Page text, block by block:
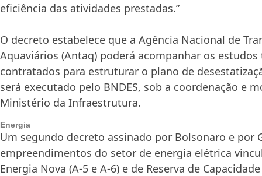
eficiência das atividades prestadas.”
O decreto estabelece que a Agência Nacional de
Aquaviários (Antaq) poderá acompanhar os estudos
contratados para estruturar o plano de
será executado pelo BNDES, sob a coordenação e
Ministério da Infraestrutura.
Energia
Um segundo decreto assinado por Bolsonaro e por
empreendimentos do setor de energia elétrica
Energia Nova (A-5 e A-6) e de Reserva de